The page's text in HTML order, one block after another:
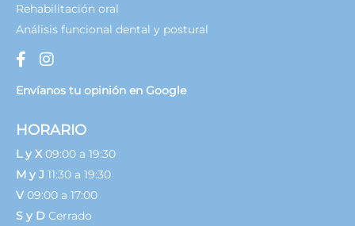
Rehabilitación oral
Análisis funcional dental y postural
Envíanos tu opinión en Google
HORARIO
L y X 09:00 a 19:30
M y J 11:30 a 19:30
V 09:00 a 17:00
S y D Cerrado